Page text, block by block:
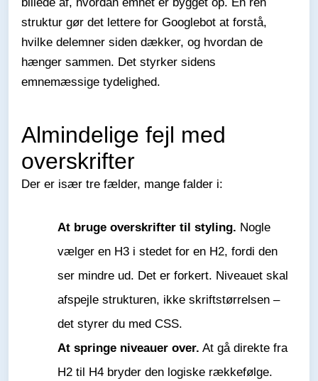
struktur gør det lettere for Googlebot at forstå,
hvilke delemner siden dækker, og hvordan de
hænger sammen. Det styrker sidens
emnemæssige tydelighed.
Almindelige fejl med
overskrifter
Der er især tre fælder, mange falder i:
At bruge overskrifter til styling. Nogle
vælger en H3 i stedet for en H2, fordi den
ser mindre ud. Det er forkert. Niveauet skal
afspejle strukturen, ikke skriftstørrelsen –
det styrer du med CSS.
At springe niveauer over. At gå direkte fra
H2 til H4 bryder den logiske rækkefølge.